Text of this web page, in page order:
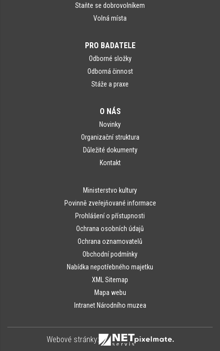
Staňte se dobrovolníkem
Volná místa
PRO BADATELE
Odborné složky
Odborná činnost
Stáže a praxe
O NÁS
Novinky
Organizační struktura
Důležité dokumenty
Kontakt
Ministerstvo kultury
Povinně zveřejňované informace
Prohlášení o přístupnosti
Ochrana osobních údajů
Ochrana oznamovatelů
Obchodní podmínky
Nabídka nepotřebného majetku
XML Sitemap
Mapa webu
Intranet Národního muzea
Webové stránky: